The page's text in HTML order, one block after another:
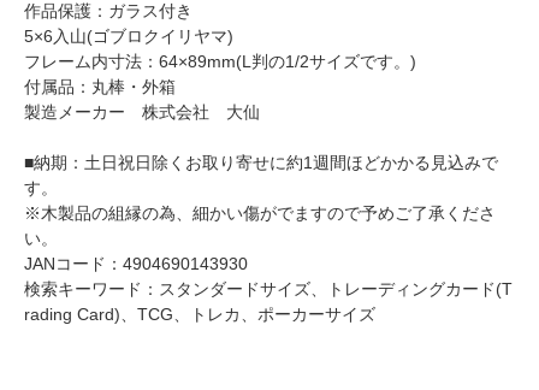
作品保護：ガラス付き
5×6入山(ゴブロクイリヤマ)
フレーム内寸法：64×89mm(L判の1/2サイズです。)
付属品：丸棒・外箱
製造メーカー 株式会社 大仙
■納期：土日祝日除くお取り寄せに約1週間ほどかかる見込みで
す。
※木製品の組縁の為、細かい傷がでますので予めご了承くださ
い。
JANコード：4904690143930
検索キーワード：スタンダードサイズ、トレーディングカード(T
rading Card)、TCG、トレカ、ポーカーサイズ